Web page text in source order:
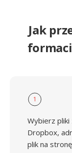
Jak
1
Wybierz pliki
Dropbox,
plik na